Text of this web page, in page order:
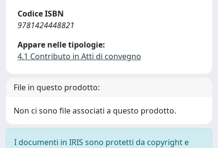
Codice ISBN
9781424448821
Appare nelle tipologie:
4.1 Contributo in Atti di convegno
File in questo prodotto:
Non ci sono file associati a questo prodotto.
I documenti in IRIS sono protetti da copyright e